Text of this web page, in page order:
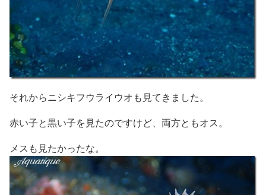
それからニシキフウライウオも見てきました。
赤い子と黒い子を見たのですけど、両方ともオス。
メスも見たかったな。